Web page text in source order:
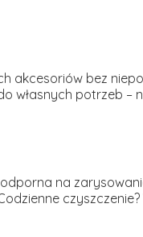
akcesoriów bez
własnych potrzeb –
na